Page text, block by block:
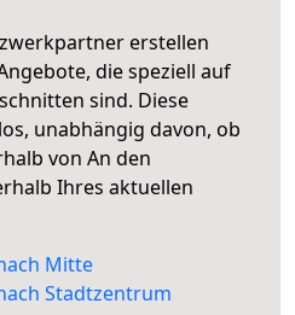
erstellen
die speziell auf
sind. Diese
unabhängig davon, ob
von An den
Ihres aktuellen
Mitte
Stadtzentrum